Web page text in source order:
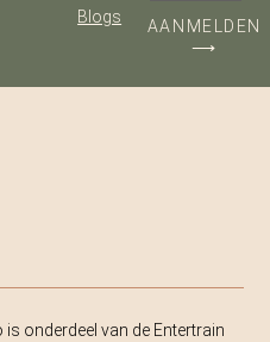
Blogs
AANMELDEN
⟶
onderdeel van de Entertrain